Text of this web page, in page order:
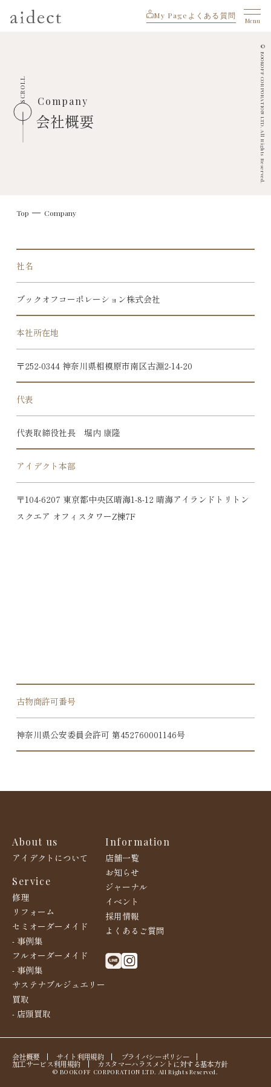
My Page よくある質問
Menu
Company
会社概要
SCROLL © BOOKOFF CORPORATION LTD. All Rights Reserved.
Top Company
社名
ブックオフコーポレーション株式会社
本社所在地
〒252-0344 神奈川県相模原市南区古淵2-14-20
代表
代表取締役社長 堀内 康隆
アイデクト本部
〒104-6207 東京都中央区晴海1-8-12 晴海アイランドトリトン
スクエア オフィスタワーZ棟7F
古物商許可番号
神奈川県公安委員会許可 第452760001146号
About us
アイデクトについて
Service
修理
リフォーム
セミオーダーメイド
- 事例集
フルオーダーメイド
- 事例集
サステナブルジュエリー
買取
- 店頭買取
Information
店舗一覧
お知らせ
ジャーナル
イベント
採用情報
よくあるご質問
会社概要 | サイト利用規約 | プライバシーポリシー|
加工サービス利用規約|カスタマーハラスメントに対する基本方針
© BOOKOFF CORPORATION LTD. All Rights Reserved.